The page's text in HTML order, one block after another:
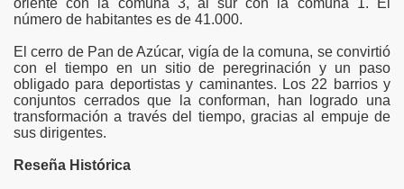
oriente con la comuna 3, al sur con la comuna 1. El
número de habitantes es de 41.000.
El cerro de Pan de Azúcar, vigía de la comuna, se convirtió
con el tiempo en un sitio de peregrinación y un paso
obligado para deportistas y caminantes. Los 22 barrios y
conjuntos cerrados que la conforman, han logrado una
transformación a través del tiempo, gracias al empuje de
sus dirigentes.
Reseña Histórica